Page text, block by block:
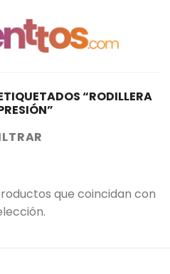
“RODILLERA
que coincidan con